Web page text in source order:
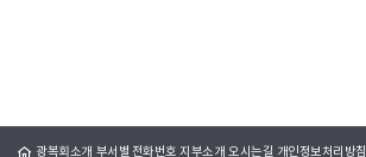
광복회소개 부서별 전화번호 지부소개 오시는길 개인정보처리방침